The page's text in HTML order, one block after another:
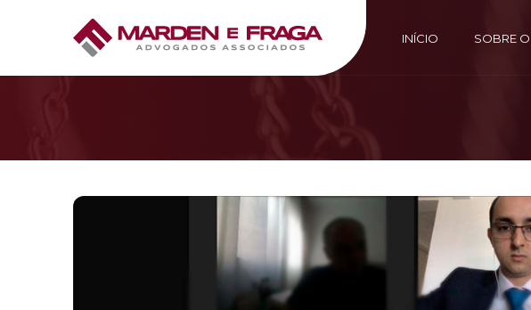
INÍCIO SOBRE